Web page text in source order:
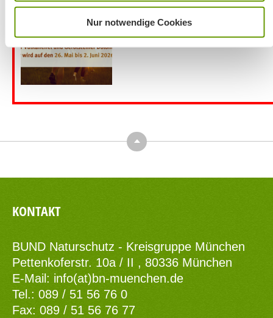
Nur notwendige Cookies
Top
KONTAKT
BUND Naturschutz - Kreisgruppe München
Pettenkoferstr. 10a / II , 80336 München
E-Mail: info(at)bn-muenchen.de
Tel.: 089 / 51 56 76 0
Fax: 089 / 51 56 76 77